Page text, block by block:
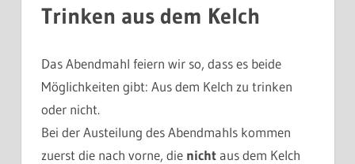
Trinken aus dem Kelch
Das Abendmahl feiern wir so, dass es beide
Möglichkeiten gibt: Aus dem Kelch zu trinken
oder nicht.
Bei der Austeilung des Abendmahls kommen
zuerst die nach vorne, die nichtaus dem Kelch